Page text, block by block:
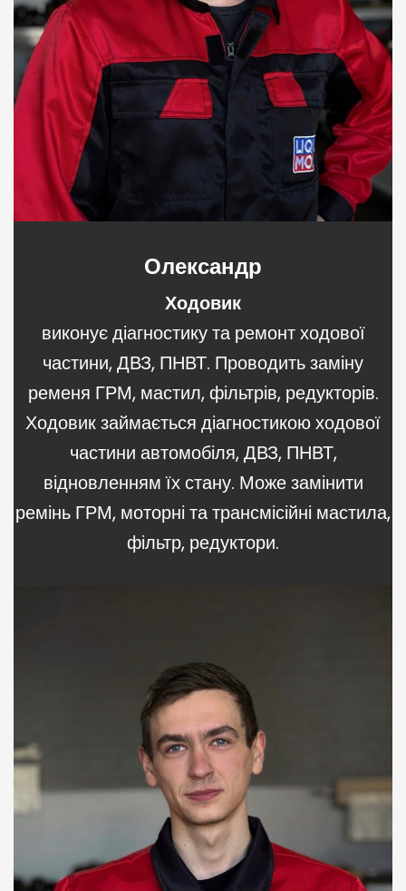
Олександр
Ходовик
виконує діагностику та ремонт ходової
частини, ДВЗ, ПНВТ. Проводить заміну
ременя ГРМ, мастил, фільтрів, редукторів.
Ходовик займається діагностикою ходової
частини автомобіля, ДВЗ, ПНВТ,
відновленням їх стану. Може замінити
ремінь ГРМ, моторні та трансмісійні мастила,
фільтр, редуктори.